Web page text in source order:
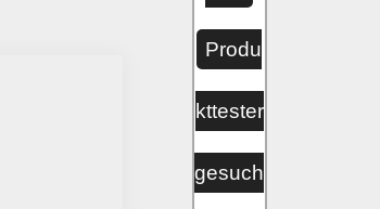
Produ
kttester
gesuch